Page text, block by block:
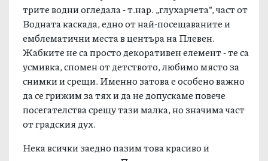
Композицията е разположена в средното от
трите водни огледала - т.нар. „глухарчета“, част от
Водната каскада, едно от най-посещаваните и
емблематични места в центъра на Плевен.
Жабките не са просто декоративен елемент - те са
усмивка, спомен от детството, любимо място за
снимки и срещи. Именно затова е особено важно
да се грижим за тях и да не допускаме повече
посегателства срещу тази малка, но значима част
от градския дух.